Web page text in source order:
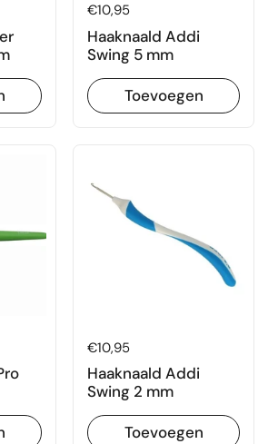
Prijs:
€10,95
Haaknaald Addi
Swing 5 mm
Toevoegen
Prijs:
€10,95
Haaknaald Addi
Swing 2 mm
Toevoegen